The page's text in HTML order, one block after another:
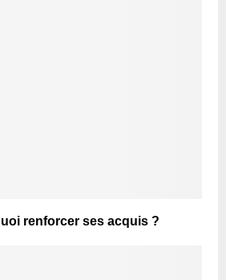
renforcer ses acquis ?